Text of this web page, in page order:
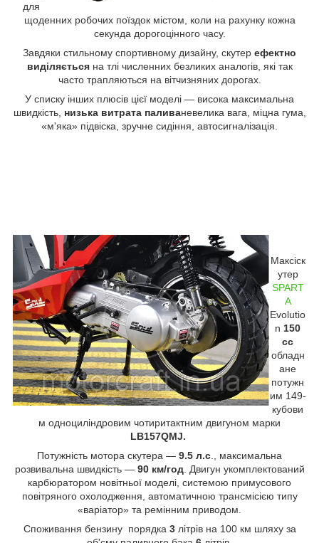
для
щоденних робочих поїздок містом, коли на рахунку кожна
секунда дорогоцінного часу.
Завдяки стильному спортивному дизайну, скутер ефектно
виділяєтьсяна тлі численних безликих аналогів, які так
часто трапляються на вітчизняних дорогах.
У списку інших плюсів цієї моделі — висока максимальна
швидкість, низька витрата паливаневелика вага, міцна гума,
«м'яка» підвіска, зручне сидіння, автосигналізація.
Максіск
утер
SPART
A
Evolutio
n 150
cc
обладн
ане
потужн
им 149-
кубови
м одноциліндровим чотиритактним двигуном марки
LB157QMJ.
Потужність мотора скутера — 9.5 л.с., максимальна
розвивальна швидкість — 90 км/год. Двигун укомплектований
карбюратором новітньої моделі, системою примусового
повітряного охолодження, автоматичною трансмісією типу
«варіатор» та ремінним приводом.
Споживання бензину порядка 3літрів на 100 км шляху за